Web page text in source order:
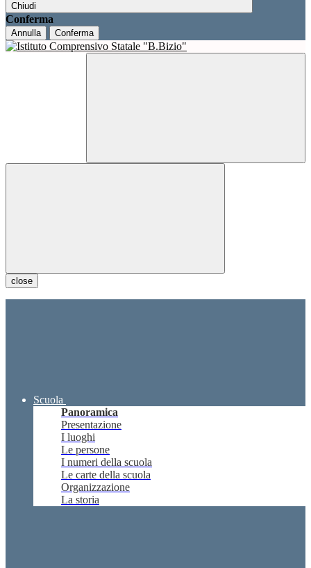
Chiudi
Conferma
Annulla Conferma
close
Scuola
Panoramica
Presentazione
I luoghi
Le persone
I numeri della scuola
Le carte della scuola
Organizzazione
La storia